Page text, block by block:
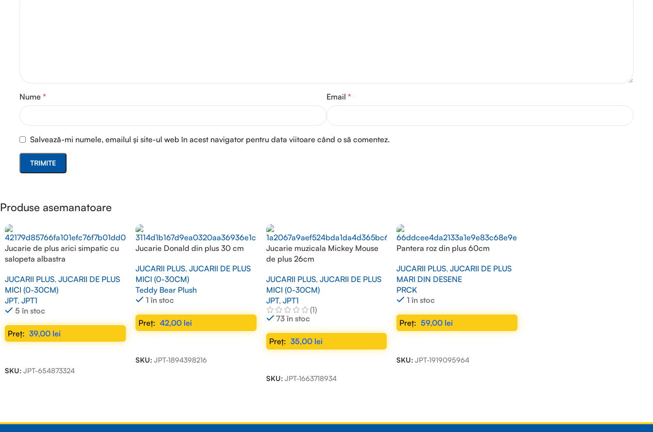
Nume * Email *
Salvează-mi numele, emailul și site-ul web în acest navigator pentru data viitoare când o să comentez.
Produse asemanatoare
Jucarie de plus arici simpatic cu
salopeta albastra
JUCARII PLUS, JUCARII DE PLUS
MICI (0-30CM)
JPT, JPT1
5 în stoc
39,00 lei
SKU: JPT-654873324
Jucarie Donald din plus 30 cm
JUCARII PLUS, JUCARII DE PLUS
MICI (0-30CM)
Teddy Bear Plush
1 în stoc
42,00 lei
SKU: JPT-1894398216
Jucarie muzicala Mickey Mouse
de plus 26cm
JUCARII PLUS, JUCARII DE PLUS
MICI (0-30CM)
JPT, JPT1
(1)
73 în stoc
35,00 lei
SKU: JPT-1663718934
Pantera roz din plus 60cm
JUCARII PLUS, JUCARII DE PLUS
MARI DIN DESENE
PRCK
1 în stoc
59,00 lei
SKU:JPT-1919095964